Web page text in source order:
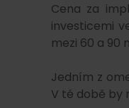
Cena za
investicemi
mezi 60 a 90
Jedním z
V té době by